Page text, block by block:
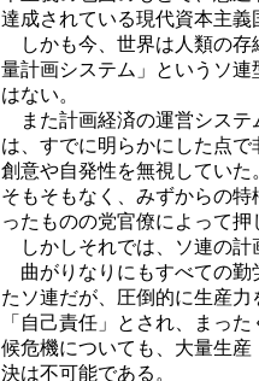
達成されている現代資本主
しかも今、世界は人類の存
量計画システム」というソ
はない。
また計画経済の運営システ
は、すでに明らかにした点
創意や自発性を無視してい
そもそもなく、みずからの
ったものの党官僚によって押
しかしそれでは、ソ連の計
曲がりなりにもすべての勤
たソ連だが、圧倒的に生産
「自己責任」とされ、まっ
候危機についても、大量生
決は不可能である。